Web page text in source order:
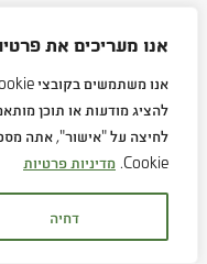
אנו מעריכים את
להציג מודעות או תוכן
לחיצה על "אישור", אתה
Cookie. מדיניות פרטיות
דחיה